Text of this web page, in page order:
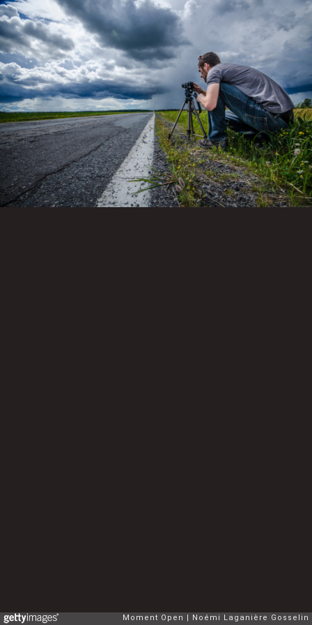
Moment Open Noémi Laganière Gosselin